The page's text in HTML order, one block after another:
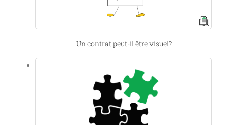
Un contrat peut-il être visuel?